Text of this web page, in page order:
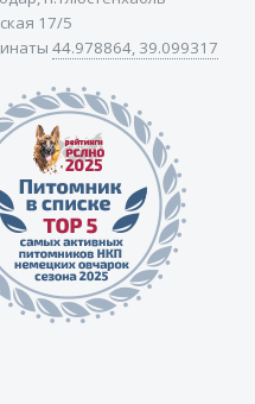
17/5
44.978864, 39.099317